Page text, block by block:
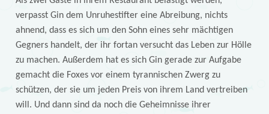
verpasst Gin dem Unruhestifter eine Abreibung, nichts
ahnend, dass es sich um den Sohn eines sehr mächtigen
Gegners handelt, der ihr fortan versucht das Leben zur Hölle
zu machen. Außerdem hat es sich Gin gerade zur Aufgabe
gemacht die Foxes vor einem tyrannischen Zwerg zu
schützen, der sie um jeden Preis von ihrem Land vertreiben
will. Und dann sind da noch die Geheimnisse ihrer